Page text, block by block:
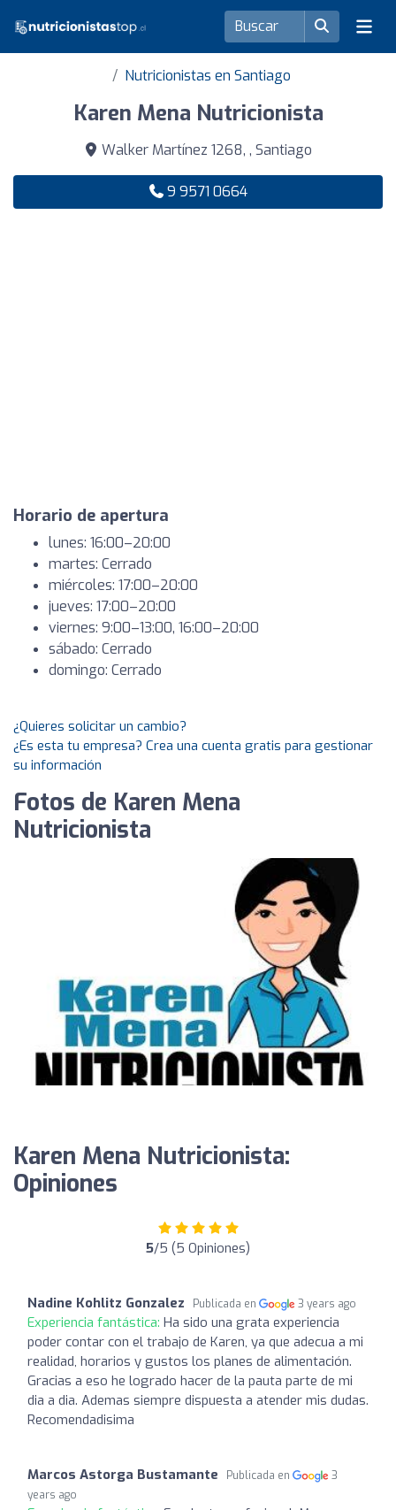
Nutricionistas en Santiago
Karen Mena Nutricionista
Walker Martínez 1268, , Santiago
9 9571 0664
Horario de apertura
lunes: 16:00–20:00
martes: Cerrado
miércoles: 17:00–20:00
jueves: 17:00–20:00
viernes: 9:00–13:00, 16:00–20:00
sábado: Cerrado
domingo: Cerrado
¿Quieres solicitar un cambio?
¿Es esta tu empresa? Crea una cuenta gratis para gestionar
su información
Fotos de Karen Mena
Nutricionista
Karen Mena Nutricionista:
Opiniones
5/5 (5 Opiniones)
Nadine Kohlitz Gonzalez Publicada en 3 years ago
Experiencia fantástica: Ha sido una grata experiencia
poder contar con el trabajo de Karen, ya que adecua a mi
realidad, horarios y gustos los planes de alimentación.
Gracias a eso he logrado hacer de la pauta parte de mi
dia a dia. Ademas siempre dispuesta a atender mis dudas.
Recomendadisima
Marcos Astorga Bustamante Publicada en
3
years ago